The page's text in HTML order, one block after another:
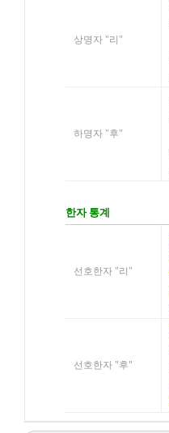
상명자 "리"
하명자 "후"
한자 통계
선호한자 "리"
선호한자 "후"